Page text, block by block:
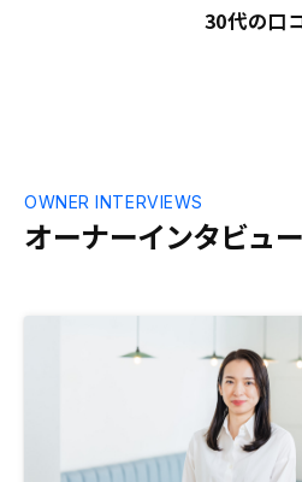
30代の口
オーナーインタビュー
OWNER INTERVIEWS